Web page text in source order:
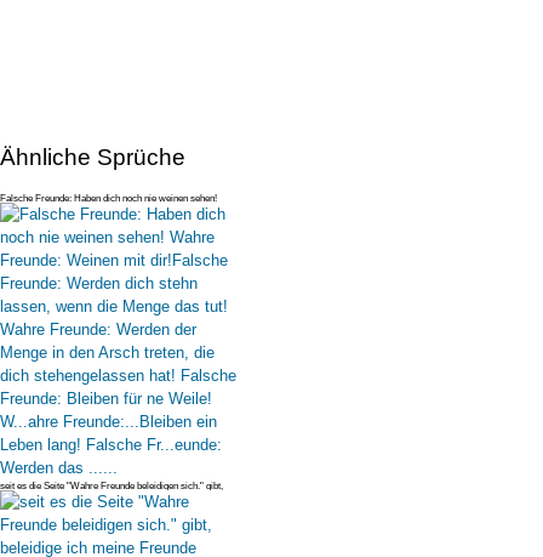
Ähnliche Sprüche
Falsche Freunde: Haben dich noch nie weinen sehen!
Wahre Freunde: Weinen
seit es die Seite "Wahre Freunde beleidigen sich." gibt,
beleidige ich m